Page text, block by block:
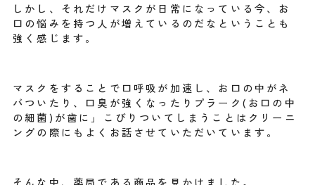
しかし、それだけマスクが日常になっている今、お
口の悩みを持つ人が増えているのだなということも
強く感じます。
マスクをすることで口呼吸が加速し、お口の中がネ
バついたり、口臭が強くなったりプラーク(お口の中
の細菌)が歯に」こびりついてしまうことはクリーニ
ングの際にもよくお話させていただいています。
そんな中、薬局である商品を見かけました。